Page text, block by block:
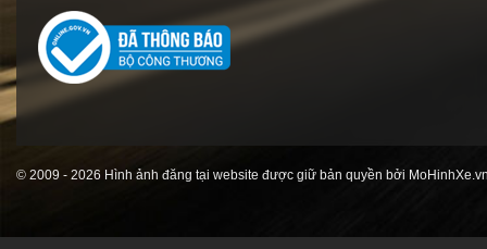
© 2009 - 2026 Hình ảnh đăng tại website được giữ bản quyền bởi